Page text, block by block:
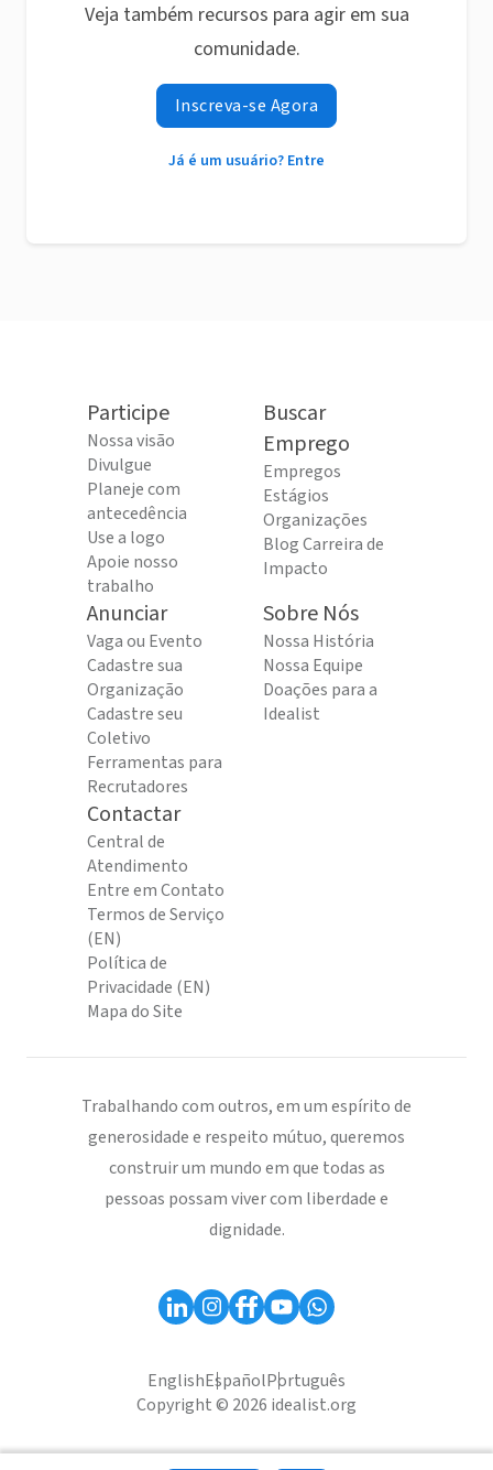
Veja também recursos para agir em sua
comunidade.
Inscreva-se Agora
Já é um usuário? Entre
Participe
Nossa visão
Divulgue
Planeje com
antecedência
Use a logo
Apoie nosso
trabalho
Buscar
Emprego
Empregos
Estágios
Organizações
Blog Carreira de
Impacto
Anunciar
Vaga ou Evento
Cadastre sua
Organização
Cadastre seu
Coletivo
Ferramentas para
Recrutadores
Sobre Nós
Nossa História
Nossa Equipe
Doações para a
Idealist
Contactar
Central de
Atendimento
Entre em Contato
Termos de Serviço
(EN)
Política de
Privacidade (EN)
Mapa do Site
Trabalhando com outros, em um espírito de
generosidade e respeito mútuo, queremos
construir um mundo em que todas as
pessoas possam viver com liberdade e
dignidade.
EnglishEspañolPortuguês
Copyright © 2026 idealist.org